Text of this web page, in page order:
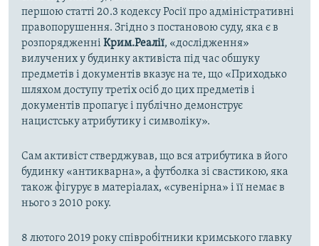
першою статті 20.3 кодексу Росії про адміністративні
правопорушення. Згідно з постановою суду, яка є в
розпорядженні Крим.Реалії, «дослідження»
вилучених у будинку активіста під час обшуку
предметів і документів вказує на те, що «Приходько
шляхом доступу третіх осіб до цих предметів і
документів пропагує і публічно демонструє
нацистську атрибутику і символіку».
Сам активіст стверджував, що вся атрибутика в його
будинку «антикварна», а футболка зі свастикою, яка
також фігурує в матеріалах, «сувенірна» і її немає в
нього з 2010 року.
8 лютого 2019 року співробітники кримського главку